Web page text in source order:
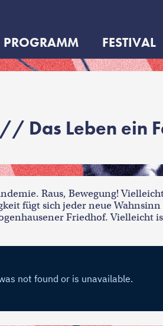
PROGRAMM FESTIVAL
Das Leben ein
Raus, Bewegung!
fügt sich jeder neue
Friedhof.